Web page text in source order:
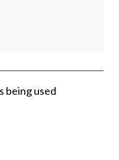
being used